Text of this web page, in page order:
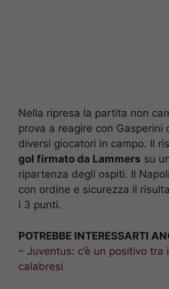
Nella ripresa la partita non
prova a reagire con Gasperini
diversi giocatori in campo. Il
gol firmato da Lammers su
ripartenza degli ospiti. Il
con ordine e sicurezza il
i 3 punti.
POTREBBE INTERESSARTI
– Juventus: c’è un positivo tra
calabresi